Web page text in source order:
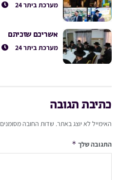
מערכת ביתר 24
אשריכם שזכיתם
מערכת ביתר 24
כתיבת תגובה
האימייל לא יוצג באתר. שדות החובה מסומנים
התגובה שלך *